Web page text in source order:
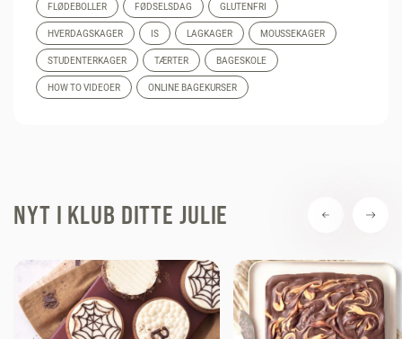
FLØDEBOLLER FØDSELSDAG GLUTENFRI
HVERDAGSKAGER IS LAGKAGER MOUSSEKAGER
STUDENTERKAGER TÆRTER BAGESKOLE
HOW TO VIDEOER ONLINE BAGEKURSER
NYT I KLUB DITTE JULIE